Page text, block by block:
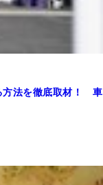
方法を徹底取材！ 車